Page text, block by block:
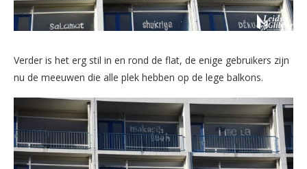
Verder is het erg stil in en rond de flat, de enige gebruikers zijn
nu de meeuwen die alle plek hebben op de lege balkons.